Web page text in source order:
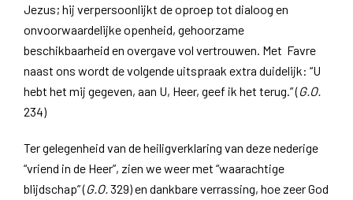
Jezus; hij verpersoonlijkt de oproep tot dialoog en
onvoorwaardelijke openheid, gehoorzame
beschikbaarheid en overgave vol vertrouwen. Met Favre
naast ons wordt de volgende uitspraak extra duidelijk: “U
hebt het mij gegeven, aan U, Heer, geef ik het terug.” (G.O.
234)
Ter gelegenheid van de heiligverklaring van deze nederige
“vriend in de Heer”, zien we weer met “waarachtige
blijdschap” (G.O. 329) en dankbare verrassing, hoe zeer God